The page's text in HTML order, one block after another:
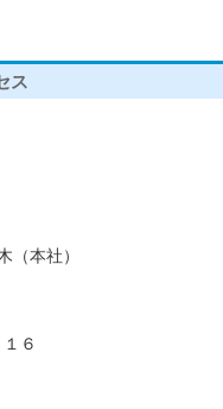
ス
（本社）
６